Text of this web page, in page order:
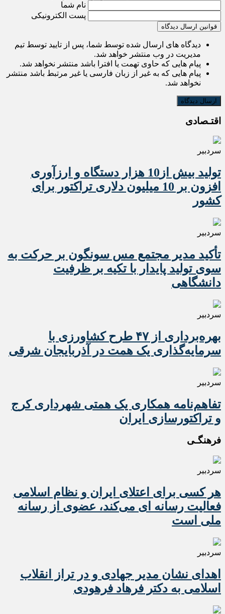
نام شما
پست الکترونیکی
قوانین ارسال دیدگاه
دیدگاه های ارسال شده توسط شما، پس از تایید توسط تیم
مدیریت در وب منتشر خواهد شد.
پیام هایی که حاوی تهمت یا افترا باشد منتشر نخواهد شد.
پیام هایی که به غیر از زبان فارسی یا غیر مرتبط باشد منتشر
نخواهد شد.
اقتـصادی
سردبیر
تولید بیش از10 هزار دستگاه و ارزآوری
افزون بر 10 میلیون دلاری تراکتور برای
کشور
سردبیر
تأکید مدیر مجتمع مس سونگون بر حرکت به
سوی تولید پایدار با تکیه بر ظرفیت
دانشگاهی
سردبیر
بهره‌برداری از ۴۷ طرح کشاورزی با
سرمایه‌گذاری یک همت در آذربایجان شرقی
سردبیر
تفاهم‌نامه همکاری یک همتی شهرداری کرج
و تراکتورسازی ایران
فرهنگـی
سردبیر
هر کسی برای اعتلای ایران و نظام اسلامی
فعالیت رسانه ای می‌کند، عضوی از رسانه
ملی است
سردبیر
اهدای نشان مدیر جهادی و در تراز انقلاب
اسلامی به دکتر فرهاد فرهودی